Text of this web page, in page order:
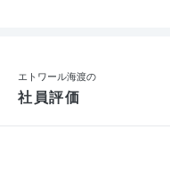
エトワール海渡の
社員評価